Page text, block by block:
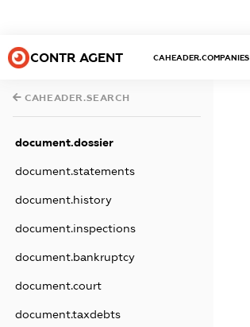
CONTR AGENT CAHEADER.COMPANIES
CAHEADER.SEARCH
document.dossier
document.statements
document.history
document.inspections
document.bankruptcy
document.court
document.taxdebts